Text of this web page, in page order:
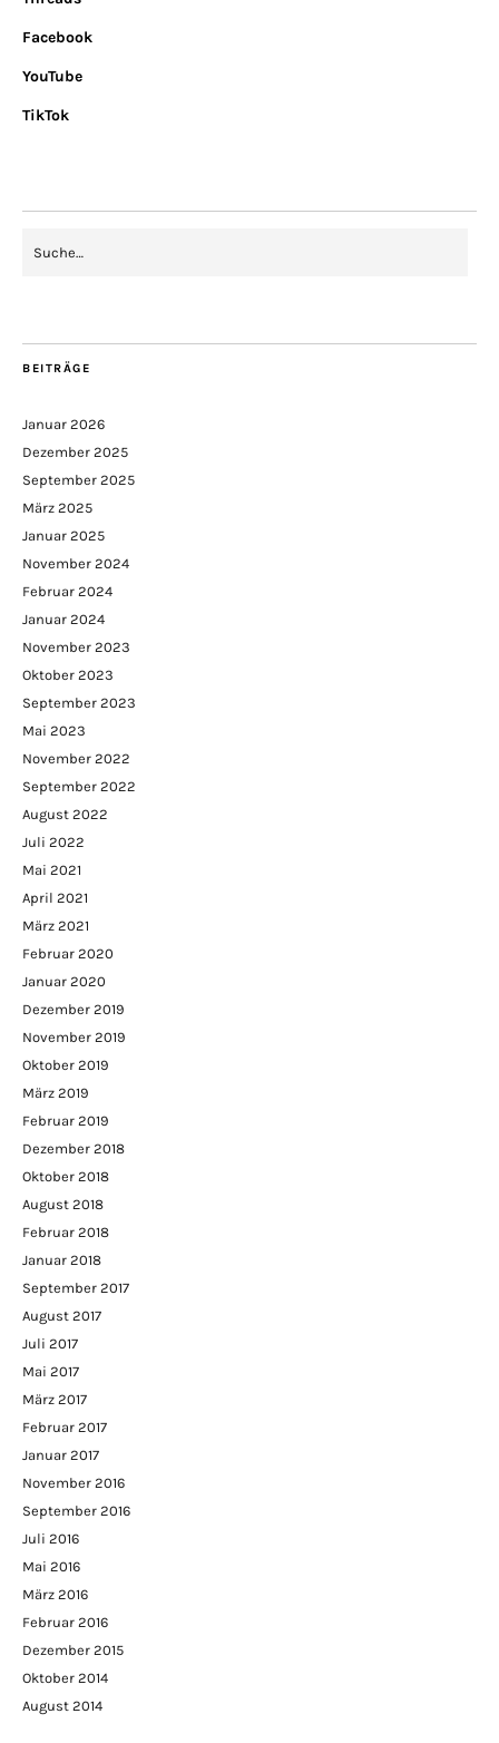
Facebook
YouTube
TikTok
BEITRÄGE
Januar 2026
Dezember 2025
September 2025
März 2025
Januar 2025
November 2024
Februar 2024
Januar 2024
November 2023
Oktober 2023
September 2023
Mai 2023
November 2022
September 2022
August 2022
Juli 2022
Mai 2021
April 2021
März 2021
Februar 2020
Januar 2020
Dezember 2019
November 2019
Oktober 2019
März 2019
Februar 2019
Dezember 2018
Oktober 2018
August 2018
Februar 2018
Januar 2018
September 2017
August 2017
Juli 2017
Mai 2017
März 2017
Februar 2017
Januar 2017
November 2016
September 2016
Juli 2016
Mai 2016
März 2016
Februar 2016
Dezember 2015
Oktober 2014
August 2014